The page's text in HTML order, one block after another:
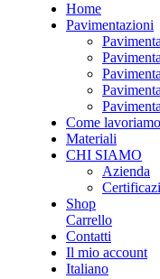
Home
Pavimentazioni
Come lavoriamo
Materiali
CHI SIAMO
Azienda
Shop
Carrello
Contatti
Il mio account
Italiano